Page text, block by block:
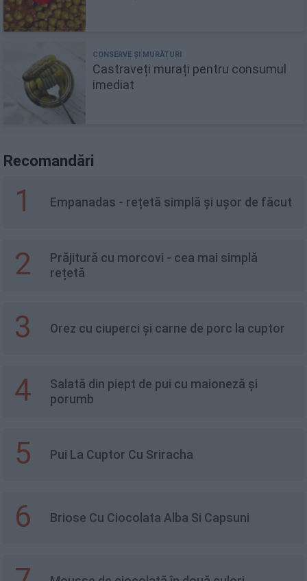
Castraveți murați pentru consumul
imediat
Recomandări
1 Empanadas - rețetă simplă și ușor de făcut
2
Prăjitură cu morcovi - cea mai simplă
rețetă
3 Orez cu ciuperci și carne de porc la cuptor
4
Salată din piept de pui cu maioneză și
porumb
5 Pui La Cuptor Cu Sriracha
6 Briose Cu Ciocolata Alba Si Capsuni